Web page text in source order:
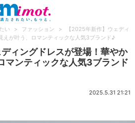
い > ファッション >
【2025年新作】ウェディ
えが叶う、ロマンティックな人気3ブランド♪
ィングドレスが登場！華やか
マンティックな人気3ブランド
2025.5.31 21:21